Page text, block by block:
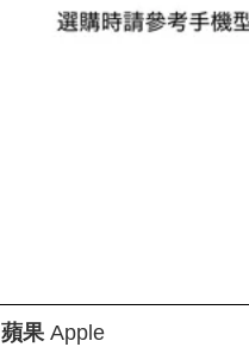
蘋果Apple